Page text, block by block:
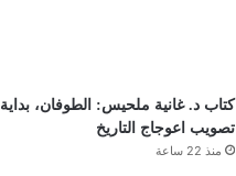
كتاب د. غانية ملحيس: الطوفان، بداية
تصويب اعوجاج التاريخ
منذ 22 ساعة